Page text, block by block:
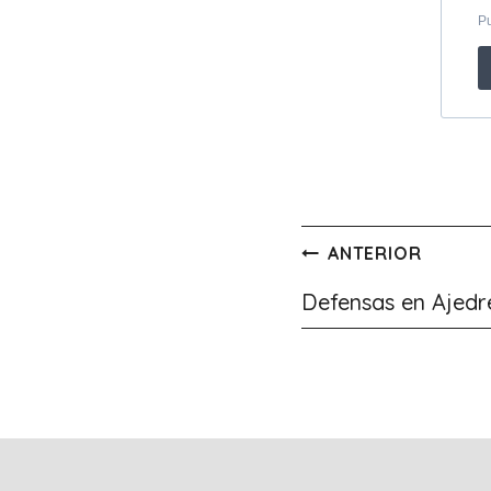
Navegación
de
ANTERIOR
Defensas en